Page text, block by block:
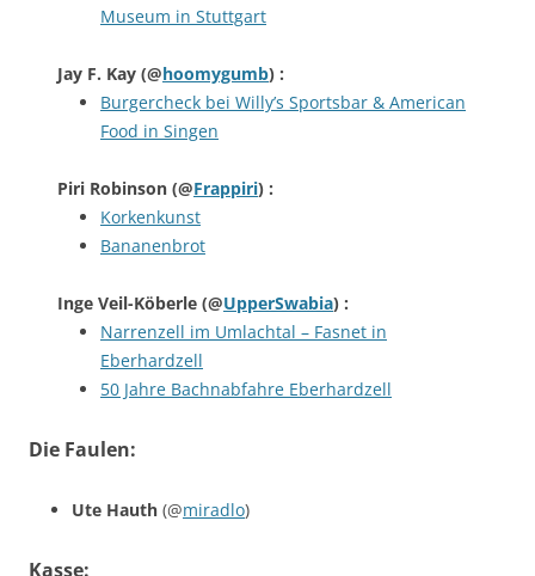
Museum in Stuttgart
Jay F. Kay (@hoomygumb) :
Burgercheck bei Willy’s Sportsbar & American
Food in Singen
Piri Robinson (@Frappiri) :
Korkenkunst
Bananenbrot
Inge Veil-Köberle (@UpperSwabia) :
Narrenzell im Umlachtal – Fasnet in
Eberhardzell
50 Jahre Bachnabfahre Eberhardzell
Die Faulen:
Ute Hauth (@miradlo)
Kasse: